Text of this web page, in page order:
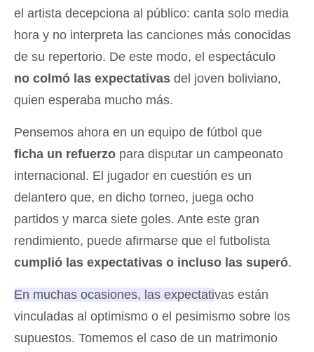
el artista decepciona al público: canta solo media
hora y no interpreta las canciones más conocidas
de su repertorio. De este modo, el espectáculo
no colmó las expectativas del joven boliviano,
quien esperaba mucho más.
Pensemos ahora en un equipo de fútbol que
ficha un refuerzo para disputar un campeonato
internacional. El jugador en cuestión es un
delantero que, en dicho torneo, juega ocho
partidos y marca siete goles. Ante este gran
rendimiento, puede afirmarse que el futbolista
cumplió las expectativas o incluso las superó.
En muchas ocasiones, las expectativas están
vinculadas al optimismo o el pesimismo sobre los
supuestos. Tomemos el caso de un matrimonio